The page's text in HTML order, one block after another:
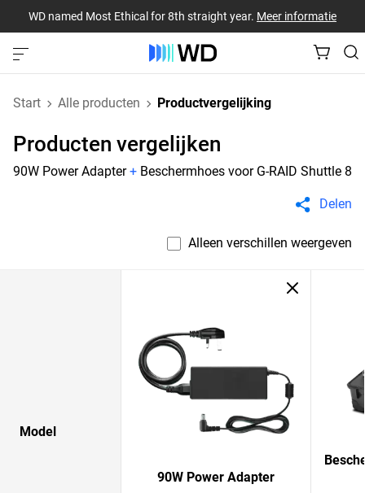
WD named Most Ethical for 8th straight year. Meer informatie
Start Alle producten Productvergelijking
Producten vergelijken
90W Power Adapter+ Beschermhoes voor G-RAID Shuttle 8
Delen
Alleen verschillen weergeven
Model
90W Power Adapter